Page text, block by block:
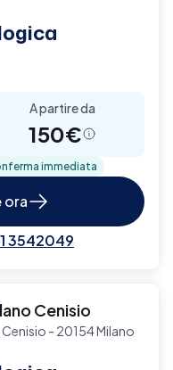
A partire da
150€
immediata
ora
3542049
Cenisio
- 20154 Milano